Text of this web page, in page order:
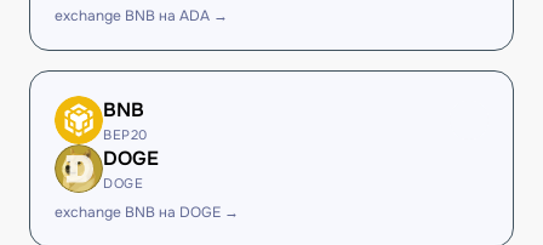
exchange BNB на ADA →
BNB
BEP20
DOGE
DOGE
exchange BNB на DOGE →